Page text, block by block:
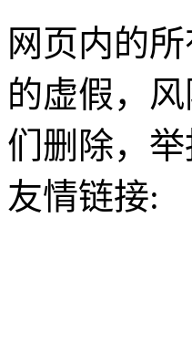
网页内的
的虚假，
们删除，
友情链接: